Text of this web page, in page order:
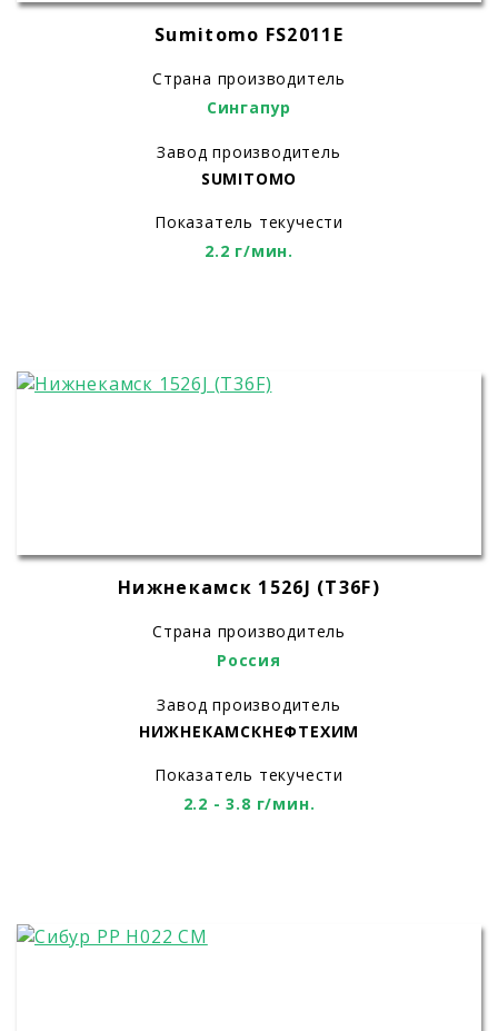
Sumitomo FS2011E
Страна производитель
Сингапур
Завод производитель
SUMITOMO
Показатель текучести
2.2 г/мин.
Нижнекамск 1526J (T36F)
Страна производитель
Россия
Завод производитель
НИЖНЕКАМСКНЕФТЕХИМ
Показатель текучести
2.2 - 3.8 г/мин.